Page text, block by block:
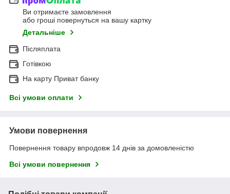
Ви отримаєте замовлення
або гроші повернуться на вашу картку
Детальніше
Післяплата
Готівкою
На карту Приват банку
Всі умови оплати
Умови повернення
Повернення товару впродовж 14 днів за домовленістю
Всі умови повернення